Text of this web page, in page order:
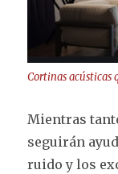
Cortinas acústicas
Mientras
seguirán
ruido y los